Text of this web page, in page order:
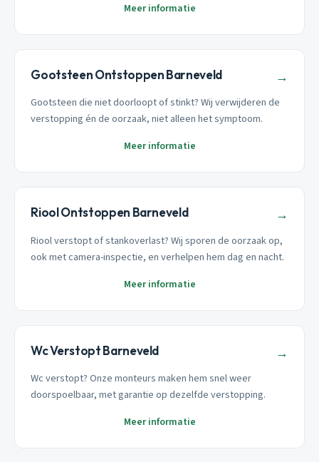
Meer informatie
Gootsteen Ontstoppen Barneveld →
Gootsteen die niet doorloopt of stinkt? Wij verwijderen de
verstopping én de oorzaak, niet alleen het symptoom.
Meer informatie
Riool Ontstoppen Barneveld →
Riool verstopt of stankoverlast? Wij sporen de oorzaak op,
ook met camera-inspectie, en verhelpen hem dag en nacht.
Meer informatie
Wc Verstopt Barneveld →
Wc verstopt? Onze monteurs maken hem snel weer
doorspoelbaar, met garantie op dezelfde verstopping.
Meer informatie